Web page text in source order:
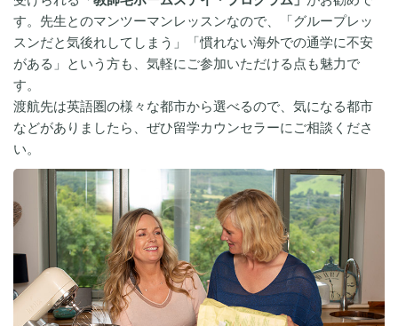
す。先生とのマンツーマンレッスンなので、「グループレッ
スンだと気後れしてしまう」「慣れない海外での通学に不安
がある」という方も、気軽にご参加いただける点も魅力で
す。
渡航先は英語圏の様々な都市から選べるので、気になる都市
などがありましたら、ぜひ留学カウンセラーにご相談くださ
い。